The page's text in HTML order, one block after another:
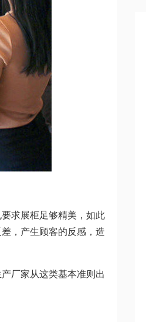
求展柜足够精美，如此
，产生顾客的反感，造
厂家从这类基本准则出